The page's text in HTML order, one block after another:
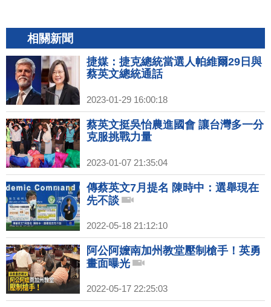
相關新聞
捷媒：捷克總統當選人帕維爾29日與
蔡英文總統通話
2023-01-29 16:00:18
蔡英文挺吳怡農進國會 讓台灣多一分
克服挑戰力量
2023-01-07 21:35:04
傳蔡英文7月提名 陳時中：選舉現在
先不談
2022-05-18 21:12:10
阿公阿嬤南加州教堂壓制槍手！英勇
畫面曝光
2022-05-17 22:25:03